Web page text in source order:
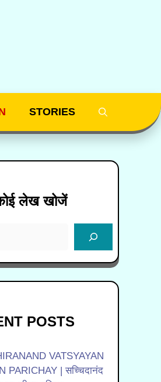
STORIES
लेख खोजें
POSTS
VATSYAYAN
PARICHAY | सच्चिदानंद